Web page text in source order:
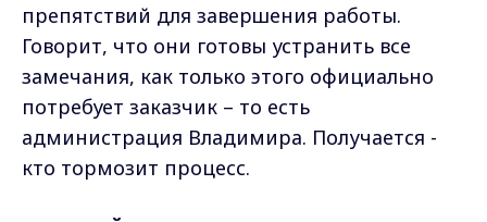
препятствий для завершения работы.
Говорит, что они готовы устранить все
замечания, как только этого официально
потребует заказчик – то есть
администрация Владимира. Получается -
кто тормозит процесс.